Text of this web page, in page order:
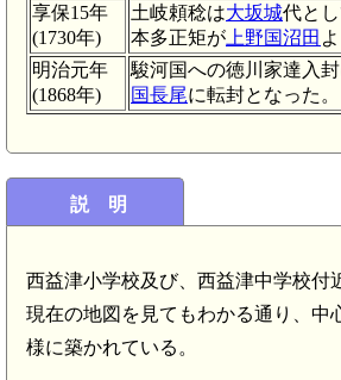
享保15年
(1730年)
土岐頼稔は大坂城代とし
本多正矩が 上野国沼田
明治元年
(1868年)
駿河国への徳川家達入封
国長尾に転封となった。
説 明
西益津小学校及び、西益津中学校付
現在の地図を見てもわかる通り、中
様に築かれている。